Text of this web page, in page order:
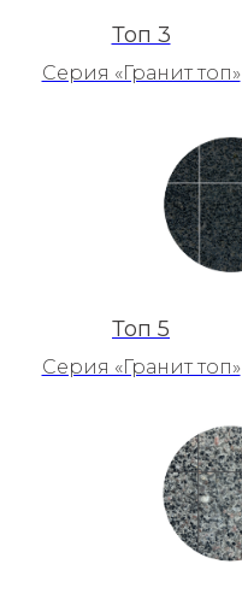
Топ 3
Серия «Гранит топ»
Топ 5
Серия «Гранит топ»